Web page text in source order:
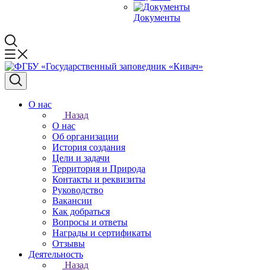
Документы
О нас
Назад
О нас
Об организации
История создания
Цели и задачи
Территория и Природа
Контакты и реквизиты
Руководство
Вакансии
Как добраться
Вопросы и ответы
Награды и сертификаты
Отзывы
Деятельность
Назад